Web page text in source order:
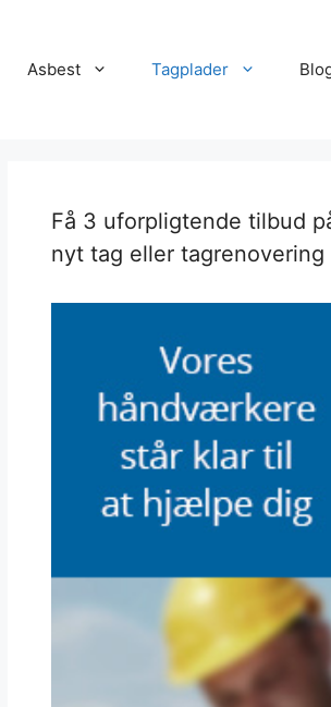
Asbest Tagplader
Få 3 uforpligtende tilbud
nyt tag eller tagrenovering